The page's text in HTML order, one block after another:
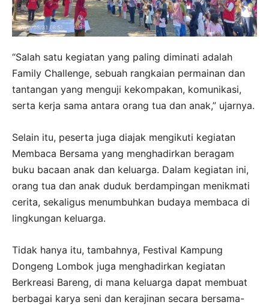
“Salah satu kegiatan yang paling diminati adalah
Family Challenge, sebuah rangkaian permainan dan
tantangan yang menguji kekompakan, komunikasi,
serta kerja sama antara orang tua dan anak,” ujarnya.
Selain itu, peserta juga diajak mengikuti kegiatan
Membaca Bersama yang menghadirkan beragam
buku bacaan anak dan keluarga. Dalam kegiatan ini,
orang tua dan anak duduk berdampingan menikmati
cerita, sekaligus menumbuhkan budaya membaca di
lingkungan keluarga.
Tidak hanya itu, tambahnya, Festival Kampung
Dongeng Lombok juga menghadirkan kegiatan
Berkreasi Bareng, di mana keluarga dapat membuat
berbagai karya seni dan kerajinan secara bersama-